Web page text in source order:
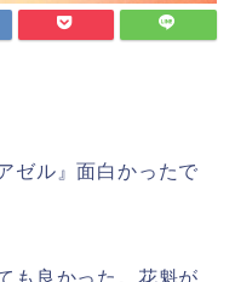
ゼル』面白かったで